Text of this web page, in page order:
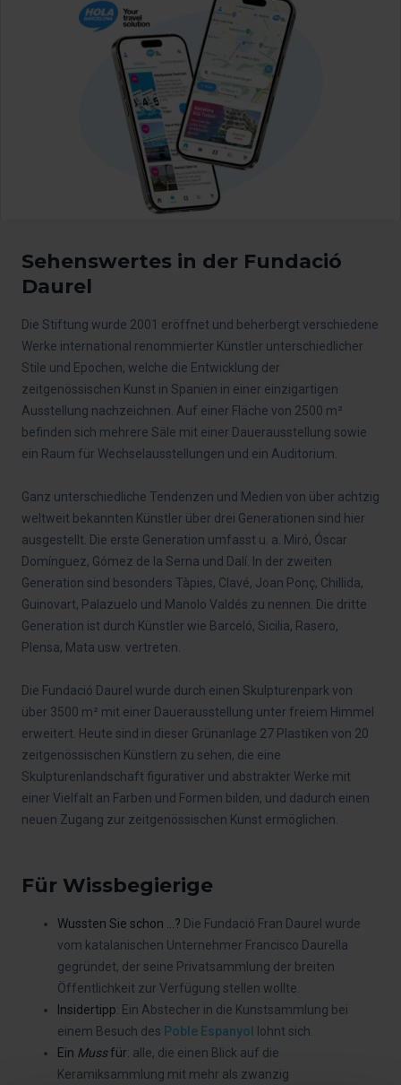
Sehenswertes in der Fundació
Daurel
Die Stiftung wurde 2001 eröffnet und beherbergt verschiedene
Werke international renommierter Künstler unterschiedlicher
Stile und Epochen, welche die Entwicklung der
zeitgenössischen Kunst in Spanien in einer einzigartigen
Ausstellung nachzeichnen. Auf einer Fläche von 2500 m²
befinden sich mehrere Säle mit einer Dauerausstellung sowie
ein Raum für Wechselausstellungen und ein Auditorium.
Ganz unterschiedliche Tendenzen und Medien von über achtzig
weltweit bekannten Künstler über drei Generationen sind hier
ausgestellt. Die erste Generation umfasst u. a. Miró, Óscar
Domínguez, Gómez de la Serna und Dalí. In der zweiten
Generation sind besonders Tàpies, Clavé, Joan Ponç, Chillida,
Guinovart, Palazuelo und Manolo Valdés zu nennen. Die dritte
Generation ist durch Künstler wie Barceló, Sicilia, Rasero,
Plensa, Mata usw. vertreten.
Die Fundació Daurel wurde durch einen Skulpturenpark von
über 3500 m² mit einer Dauerausstellung unter freiem Himmel
erweitert. Heute sind in dieser Grünanlage 27 Plastiken von 20
zeitgenössischen Künstlern zu sehen, die eine
Skulpturenlandschaft figurativer und abstrakter Werke mit
einer Vielfalt an Farben und Formen bilden, und dadurch einen
neuen Zugang zur zeitgenössischen Kunst ermöglichen.
Für Wissbegierige
Wussten Sie schon ...? Die Fundació Fran Daurel wurde
vom katalanischen Unternehmer Francisco Daurella
gegründet, der seine Privatsammlung der breiten
Öffentlichkeit zur Verfügung stellen wollte.
Insidertipp: Ein Abstecher in die Kunstsammlung bei
einem Besuch des Poble Espanyol
lohnt sich.
Ein Mussfür: alle, die einen Blick auf die
Keramiksammlung mit mehr als zwanzig